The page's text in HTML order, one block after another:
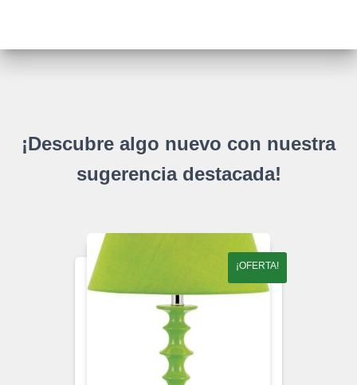
¡Descubre algo nuevo con nuestra
sugerencia destacada!
¡OFERTA!